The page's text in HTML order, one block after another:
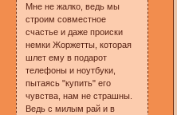
Мне не жалко, ведь мы
строим совместное
счастье и даже происки
немки Жоржетты, которая
шлет ему в подарот
телефоны и ноутбуки,
пытаясь "купить" его
чувства, нам не страшны.
Ведь с милым рай и в